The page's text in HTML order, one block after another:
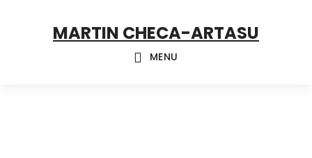
MARTIN CHECA-ARTASU
MENU